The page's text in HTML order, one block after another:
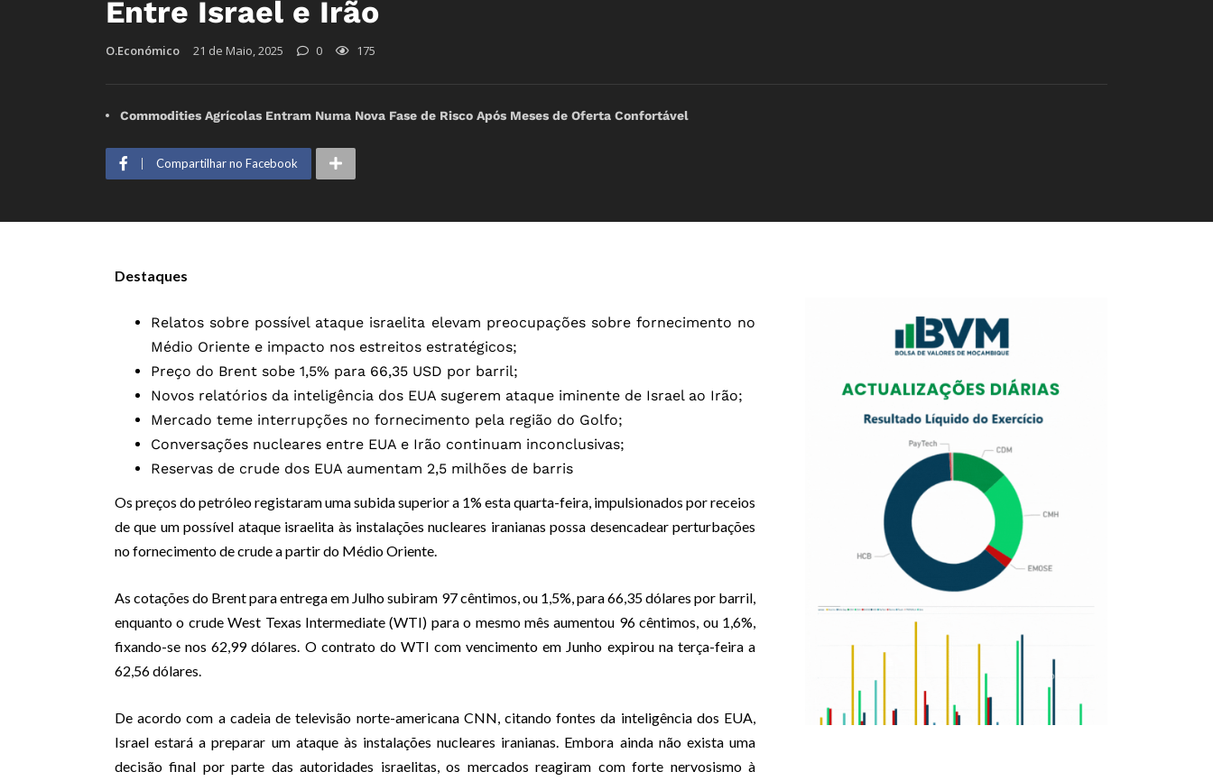
Entre Israel e Irão
O.Económico 21 de Maio, 2025 0 175
Commodities Agrícolas Entram Numa Nova Fase de Risco Após Meses de Oferta Confortável
Compartilhar no Facebook
Destaques
Relatos sobre possível ataque israelita elevam preocupações sobre fornecimento no
Médio Oriente e impacto nos estreitos estratégicos;
Preço do Brent sobe 1,5% para 66,35 USD por barril;
Novos relatórios da inteligência dos EUA sugerem ataque iminente de Israel ao Irão;
Mercado teme interrupções no fornecimento pela região do Golfo;
Conversações nucleares entre EUA e Irão continuam inconclusivas;
Reservas de crude dos EUA aumentam 2,5 milhões de barris
Os preços do petróleo registaram uma subida superior a 1% esta quarta-feira, impulsionados por receios
de que um possível ataque israelita às instalações nucleares iranianas possa desencadear perturbações
no fornecimento de crude a partir do Médio Oriente.
As cotações do Brent para entrega em Julho subiram 97 cêntimos, ou 1,5%, para 66,35 dólares por barril,
enquanto o crude West Texas Intermediate (WTI) para o mesmo mês aumentou 96 cêntimos, ou 1,6%,
fixando-se nos 62,99 dólares. O contrato do WTI com vencimento em Junho expirou na terça-feira a
62,56 dólares.
De acordo com a cadeia de televisão norte-americana CNN, citando fontes da inteligência dos EUA,
Israel estará a preparar um ataque às instalações nucleares iranianas. Embora ainda não exista uma
decisão final por parte das autoridades israelitas, os mercados reagiram com forte nervosismo à